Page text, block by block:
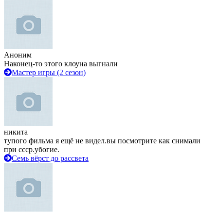
Аноним
Наконец-то этого клоуна выгнали
Мастер игры (2 сезон)
никита
тупого фильма я ещё не видел.вы посмотрите как снимали
при ссср.убогие.
Семь вёрст до рассвета